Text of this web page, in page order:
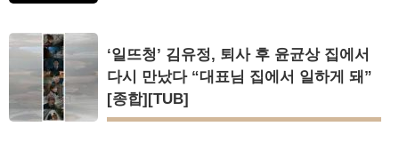
‘일뜨청’ 김유정, 퇴사 후 윤균상 집에서
다시 만났다 “대표님 집에서 일하게 돼”
[종합][TUB]